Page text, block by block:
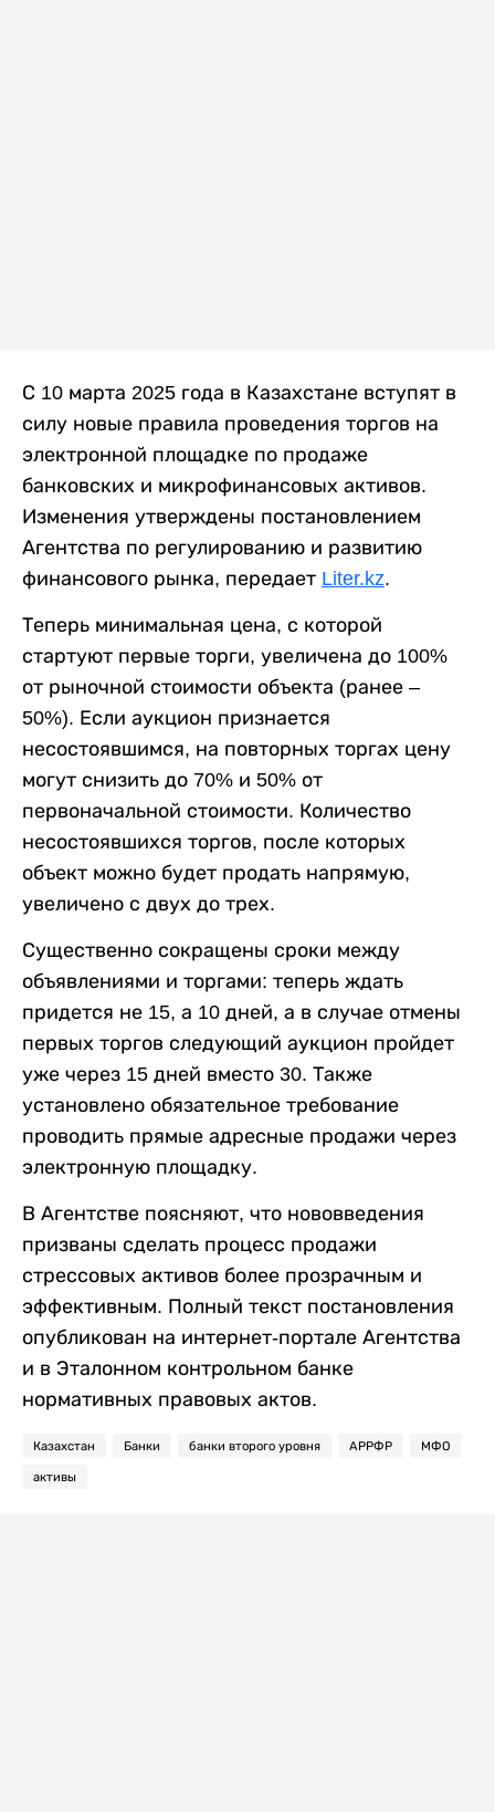
С 10 марта 2025 года в Казахстане вступят в
силу новые правила проведения торгов на
электронной площадке по продаже
банковских и микрофинансовых активов.
Изменения утверждены постановлением
Агентства по регулированию и развитию
финансового рынка, передает Liter.kz.
Теперь минимальная цена, с которой
стартуют первые торги, увеличена до 100%
от рыночной стоимости объекта (ранее –
50%). Если аукцион признается
несостоявшимся, на повторных торгах цену
могут снизить до 70% и 50% от
первоначальной стоимости. Количество
несостоявшихся торгов, после которых
объект можно будет продать напрямую,
увеличено с двух до трех.
Существенно сокращены сроки между
объявлениями и торгами: теперь ждать
придется не 15, а 10 дней, а в случае отмены
первых торгов следующий аукцион пройдет
уже через 15 дней вместо 30. Также
установлено обязательное требование
проводить прямые адресные продажи через
электронную площадку.
В Агентстве поясняют, что нововведения
призваны сделать процесс продажи
стрессовых активов более прозрачным и
эффективным. Полный текст постановления
опубликован на интернет-портале Агентства
и в Эталонном контрольном банке
нормативных правовых актов.
Казахстан Банки банки второго уровня АРРФР МФО
активы